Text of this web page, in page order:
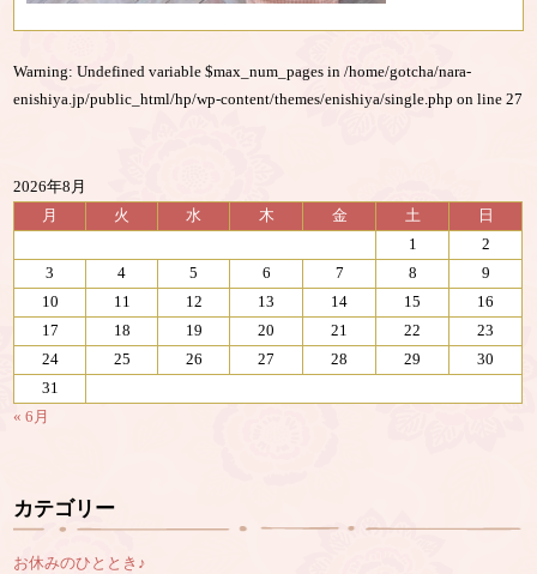
Warning: Undefined variable $max_num_pages in/home/gotcha/nara-
enishiya.jp/public_html/hp/wp-content/themes/enishiya/single.php on line27
2026年8月
月
火 水 木 金 土
日
1
2
3
4 5 6 7 8
9
10
11 12 13 14 15
16
17
18 19 20 21 22
23
24
25 26 27 28 29
30
31
« 6月
カテゴリー
お休みのひととき♪